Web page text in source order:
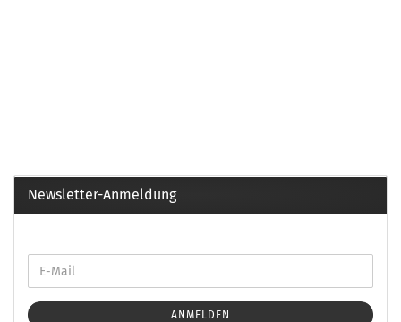
Newsletter-Anmeldung
ANMELDEN